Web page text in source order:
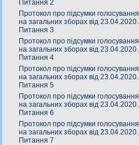
Питання 2
Протокол про підсумки голосування
на загальних зборах від 23.04.2020.
Питання 3
Протокол про підсумки голосування
на загальних зборах від 23.04.2020.
Питання 4
Протокол про підсумки голосування
на загальних зборах від 23.04.2020.
Питання 5
Протокол про підсумки голосування
на загальних зборах від 23.04.2020.
Питання 6
Протокол про підсумки голосування
на загальних зборах від 23.04.2020.
Питання 7